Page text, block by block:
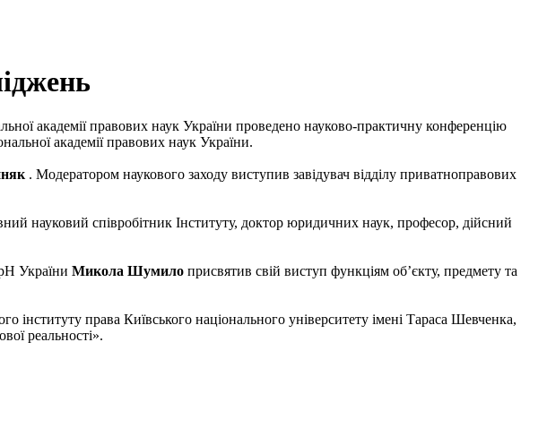
академії правових наук України проведено науково-практичну конференцію
академії правових наук України.
. Модератором наукового заходу виступив завідувач відділу приватноправових
науковий співробітник Інституту, доктор юридичних наук, професор, дійсний
України Микола Шумило присвятив свій виступ функціям об’єкту, предмету та
інституту права Київського національного університету імені Тараса Шевченка,
реальності».